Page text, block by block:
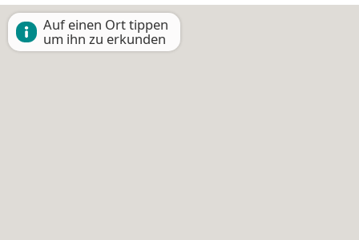
Auf einen Ort tippen
um ihn zu erkunden